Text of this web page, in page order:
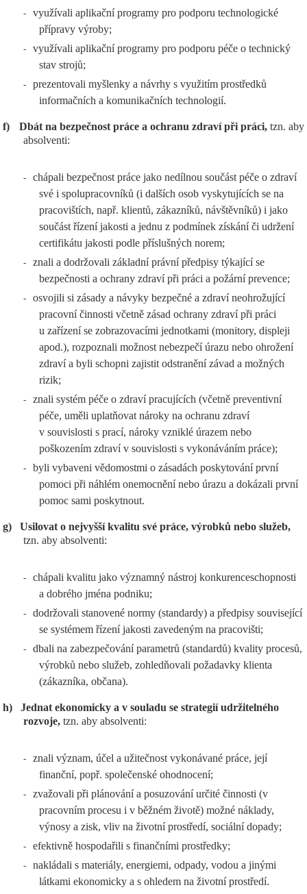
-
využívali aplikační programy pro podporu technologické
přípravy výroby;
-
využívali aplikační programy pro podporu péče o technický
stav strojů;
-
prezentovali myšlenky a návrhy s využitím prostředků
informačních a komunikačních technologií.
f) Dbát na bezpečnost práce a ochranu zdraví při práci, tzn. aby
absolventi:
-
chápali bezpečnost práce jako nedílnou součást péče o zdraví
své i spolupracovníků (i dalších osob vyskytujících se na
pracovištích, např. klientů, zákazníků, návštěvníků) i jako
součást řízení jakosti a jednu z podmínek získání či udržení
certifikátu jakosti podle příslušných norem;
-
znali a dodržovali základní právní předpisy týkající se
bezpečnosti a ochrany zdraví při práci a požární prevence;
-
osvojili si zásady a návyky bezpečné a zdraví neohrožující
pracovní činnosti včetně zásad ochrany zdraví při práci
u zařízení se zobrazovacími jednotkami (monitory, displeji
apod.), rozpoznali možnost nebezpečí úrazu nebo ohrožení
zdraví a byli schopni zajistit odstranění závad a možných
rizik;
-
znali systém péče o zdraví pracujících (včetně preventivní
péče, uměli uplatňovat nároky na ochranu zdraví
v souvislosti s prací, nároky vzniklé úrazem nebo
poškozením zdraví v souvislosti s vykonáváním práce);
-
byli vybaveni vědomostmi o zásadách poskytování první
pomoci při náhlém onemocnění nebo úrazu a dokázali první
pomoc sami poskytnout.
g)
Usilovat o nejvyšší kvalitu své práce, výrobků nebo služeb,
tzn. aby absolventi:
-
chápali kvalitu jako významný nástroj konkurenceschopnosti
a dobrého jména podniku;
-
dodržovali stanovené normy (standardy) a předpisy související
se systémem řízení jakosti zavedeným na pracovišti;
-
dbali na zabezpečování parametrů (standardů) kvality procesů,
výrobků nebo služeb, zohledňovali požadavky klienta
(zákazníka, občana).
h)
Jednat ekonomicky a v souladu se strategií udržitelného
rozvoje, tzn. aby absolventi:
-
znali význam, účel a užitečnost vykonávané práce, její
finanční, popř. společenské ohodnocení;
-
zvažovali při plánování a posuzování určité činnosti (v
pracovním procesu i v běžném životě) možné náklady,
výnosy a zisk, vliv na životní prostředí, sociální dopady;
- efektivně hospodařili s finančními prostředky;
-
nakládali s materiály, energiemi, odpady, vodou a jinými
látkami ekonomicky a s ohledem na životní prostředí.